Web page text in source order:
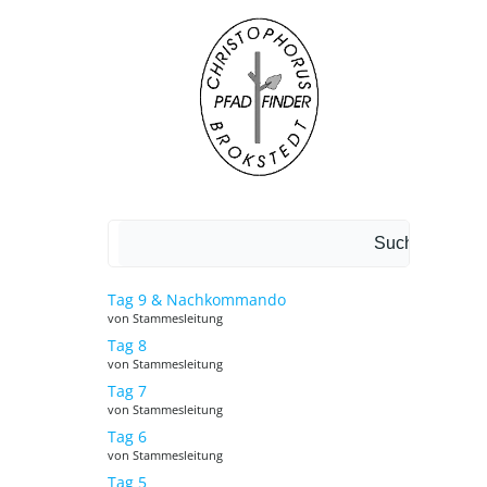
Suchen
Tag 9 & Nachkommando
von Stammesleitung
Tag 8
von Stammesleitung
Tag 7
von Stammesleitung
Tag 6
von Stammesleitung
Tag 5